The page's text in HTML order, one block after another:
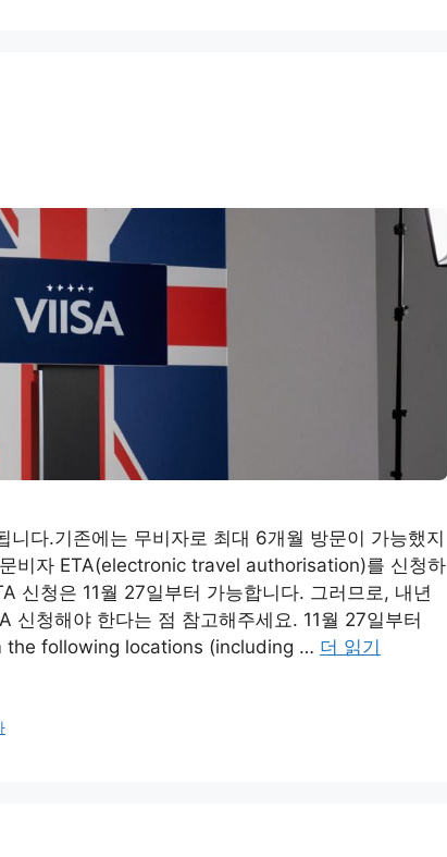
다.기존에는 무비자로 최대 6개월 방문이 가능했지
비자 ETA(electronic travel authorisation)를 신청하
신청은 11월 27일부터 가능합니다. 그러므로, 내년
신청해야 한다는 점 참고해주세요. 11월 27일부터
the following locations (including … 더 읽기